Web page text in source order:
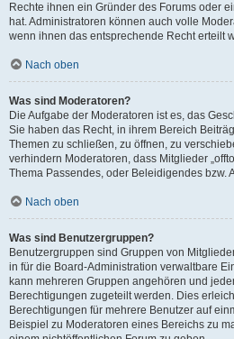
Rechte ihnen ein Gründer des Forums oder
hat. Administratoren können auch volle
wenn ihnen das entsprechende Recht erteilt
Nach oben
Was sind Moderatoren?
Die Aufgabe der Moderatoren ist es, das
Sie haben das Recht, in ihrem Bereich
Themen zu schließen, zu öffnen, zu
verhindern Moderatoren, dass Mitglieder
Thema Passendes, oder Beleidigendes bzw.
Nach oben
Was sind Benutzergruppen?
Benutzergruppen sind Gruppen von
in für die Board-Administration verwaltbare
kann mehreren Gruppen angehören und
Berechtigungen zugeteilt werden. Dies
Berechtigungen für mehrere Benutzer auf
Beispiel zu Moderatoren eines Bereichs zu